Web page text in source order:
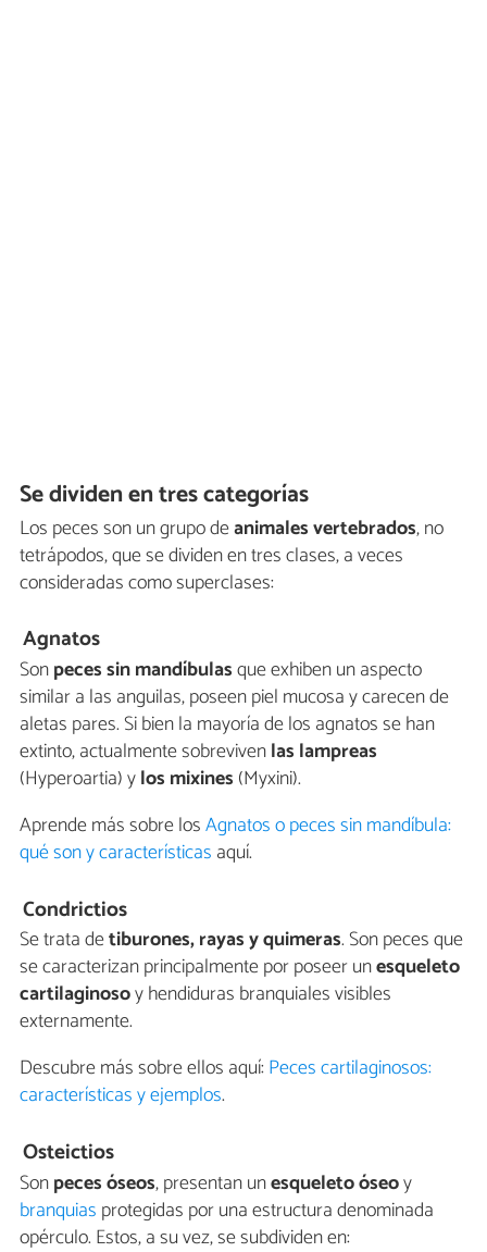
Se dividen en tres categorías
Los peces son un grupo deanimales vertebrados, no
tetrápodos, que se dividen en tres clases, a veces
consideradas como superclases:
Agnatos
Sonpeces sin mandíbulasque exhiben un aspecto
similar a las anguilas, poseen piel mucosa y carecen de
aletas pares. Si bien la mayoría de los agnatos se han
extinto, actualmente sobrevivenlas lampreas
(Hyperoartia) ylos mixines (Myxini).
Aprende más sobre losAgnatos o peces sin mandíbula:
qué son y características aquí.
Condrictios
Se trata detiburones, rayas y quimeras. Son peces que
se caracterizan principalmente por poseer unesqueleto
cartilaginosoy hendiduras branquiales visibles
externamente.
Descubre más sobre ellos aquí:Peces cartilaginosos:
características y ejemplos.
Osteictios
Sonpeces óseos, presentan unesqueleto óseoy
branquias protegidas por una estructura denominada
opérculo. Estos, a su vez, se subdividen en: